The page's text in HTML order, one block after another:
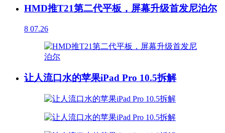
HMD推T21第二代平板，屏幕升级首发尼泊尔
8 07.26
让人流口水的苹果iPad Pro 10.5拆解